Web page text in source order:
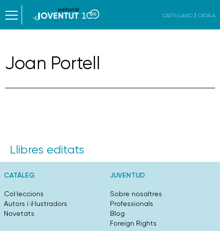
CASTELLANO CATALÀ
Joan Portell
Llibres editats
CATÀLEG
Col·leccions
Autors i il·lustradors
Novetats
JUVENTUD
Sobre nosaltres
Professionals
Blog
Foreign Rights